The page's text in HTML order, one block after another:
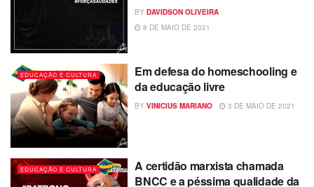
BY DAVIDSON OLIVEIRA
8 DE MAIO DE 2021
EDUCAÇÃO E CULTURA
Em defesa do homeschooling e
da educação livre
BY VINICIUS MARIANO 3 DE MAIO DE 2021
EDUCAÇÃO E CULTURA
A certidão marxista chamada
BNCC e a péssima qualidade da